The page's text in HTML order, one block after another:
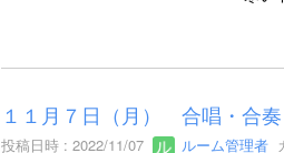
１１月７日（月） 合唱・合
投稿日時 : 2022/11/07 ルーム管理者